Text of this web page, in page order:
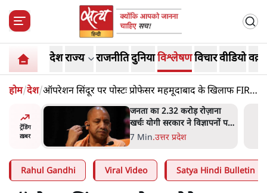
देशराज्य राजनीतिदुनियाविश्लेषणविचारवीडियो
होम/देश/ऑपरेशन सिंदूर पर पोस्टः प्रोफेसर महमूदाबाद के खिलाफ FIR
रद्द, दूसरी पर एक्शन से रोका
ट्रेंडिंग
ख़बर
पर
उलटबांसीः राष्ट्र के चरित्र की मरम्मत
जारी है
11 Min.व्यंग्य/उलटबाँसी
Rahul Gandhi Viral Video Satya Hindi Bulletin